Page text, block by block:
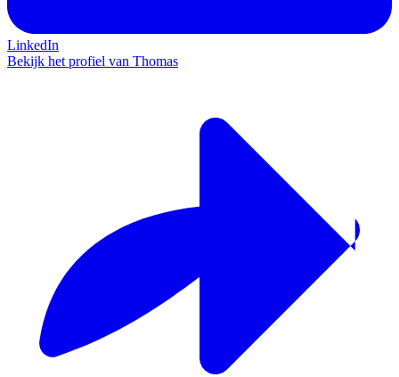
LinkedIn
Bekijk het profiel van Thomas